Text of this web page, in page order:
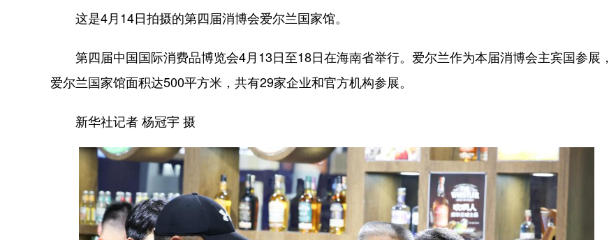
这是4月14日拍摄的第四届消博会爱尔兰国家馆。
第四届中国国际消费品博览会4月13日至18日在海南省举行。爱尔兰作为本届消博会主宾国参展，
爱尔兰国家馆面积达500平方米，共有29家企业和官方机构参展。
新华社记者 杨冠宇 摄